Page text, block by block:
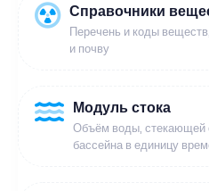
Справочники
Перечень и коды
и почву
Модуль стока
Объём воды, стекающей
бассейна в единицу